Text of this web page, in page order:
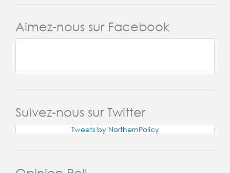
Aimez-nous sur Facebook
Suivez-nous sur Twitter
Tweets by NorthernPolicy